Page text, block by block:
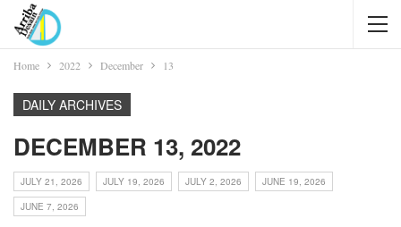
Home 2022 December 13
DAILY ARCHIVES
DECEMBER 13, 2022
JULY 21, 2026 JULY 19, 2026 JULY 2, 2026
JUNE 19, 2026
JUNE 7, 2026